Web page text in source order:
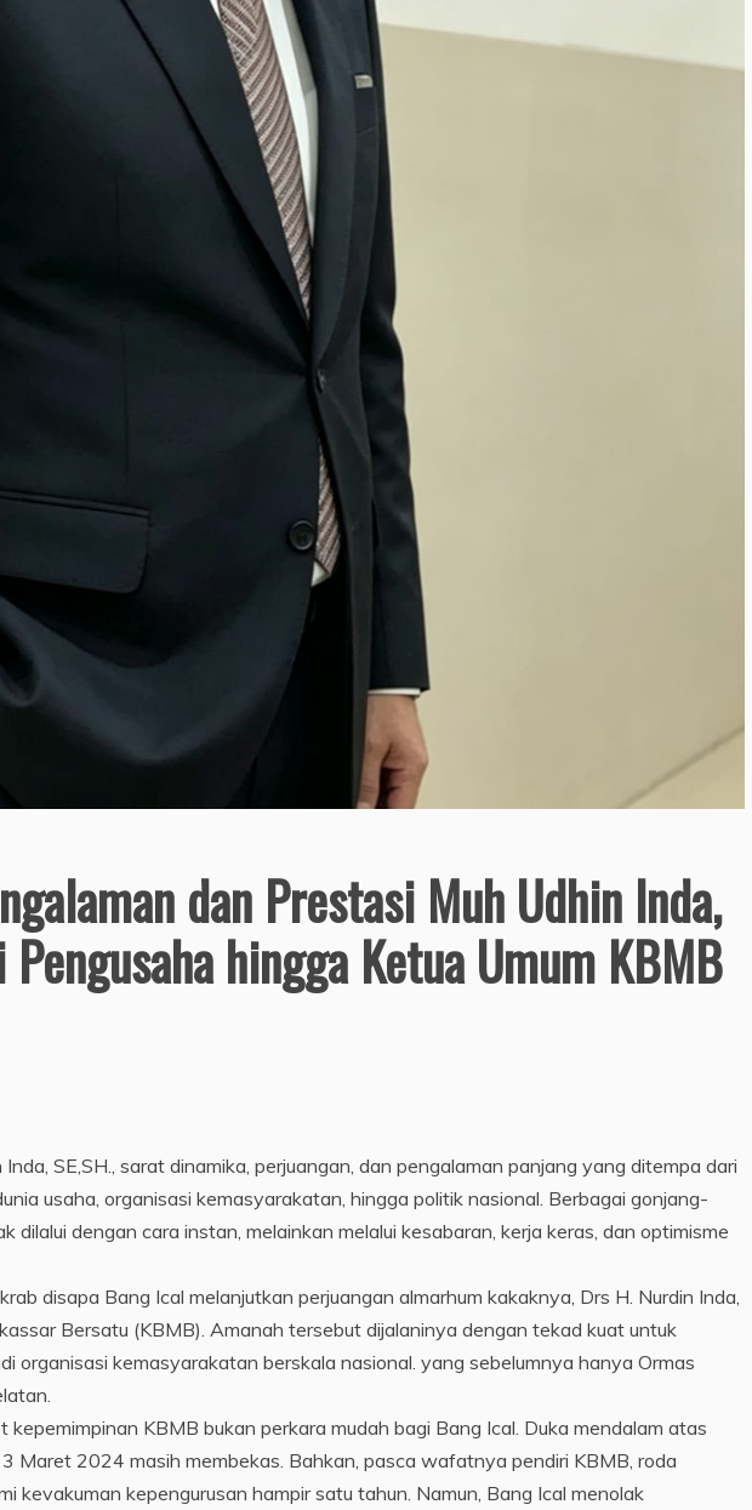
dan Prestasi Muh Udhin Inda,
Pengusaha hingga Ketua Umum KBMB
SE,SH., sarat dinamika, perjuangan, dan pengalaman panjang yang ditempa dari
usaha, organisasi kemasyarakatan, hingga politik nasional. Berbagai gonjang-
dilalui dengan cara instan, melainkan melalui kesabaran, kerja keras, dan optimisme
disapa Bang Ical melanjutkan perjuangan almarhum kakaknya, Drs H. Nurdin Inda,
Bersatu (KBMB). Amanah tersebut dijalaninya dengan tekad kuat untuk
organisasi kemasyarakatan berskala nasional. yang sebelumnya hanya Ormas
KBMB bukan perkara mudah bagi Bang Ical. Duka mendalam atas
Maret 2024 masih membekas. Bahkan, pasca wafatnya pendiri KBMB, roda
kevakuman kepengurusan hampir satu tahun. Namun, Bang Ical menolak